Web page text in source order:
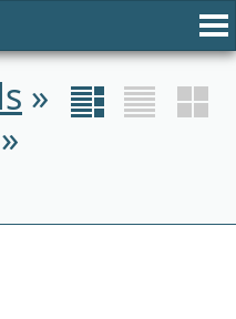
»
»